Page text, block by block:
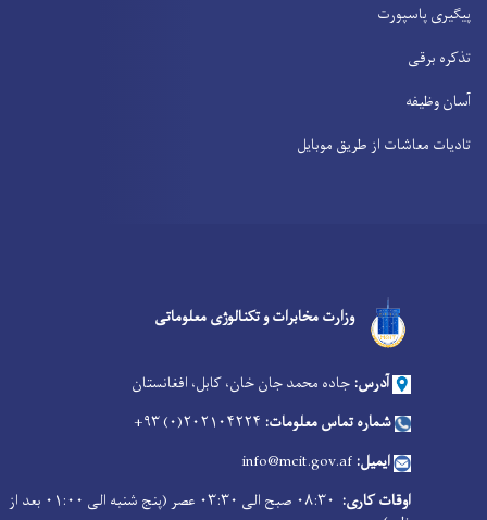
پیگیری پاسپورت
تذکره برقی
آسان وظیفه
تادیات معاشات از طریق موبایل
وزارت مخابرات و تکنالوژی معلوماتی
آدرس: جاده محمد جان خان، کابل، افغانستان
شماره تماس معلومات:
ایمیل: info@mcit.gov.af
اوقات کاری:
۰۸:۳۰ صبح الی ۰۳:۳۰ عصر (پنج شنبه الی ۰۱:۰۰ بعد از